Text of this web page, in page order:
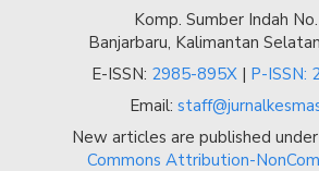
Komp. Sumber Indah
Banjarbaru, Kalimantan
E-ISSN: 2985-895X | P-ISSN:
Email:
New articles are published
Commons Attribution-